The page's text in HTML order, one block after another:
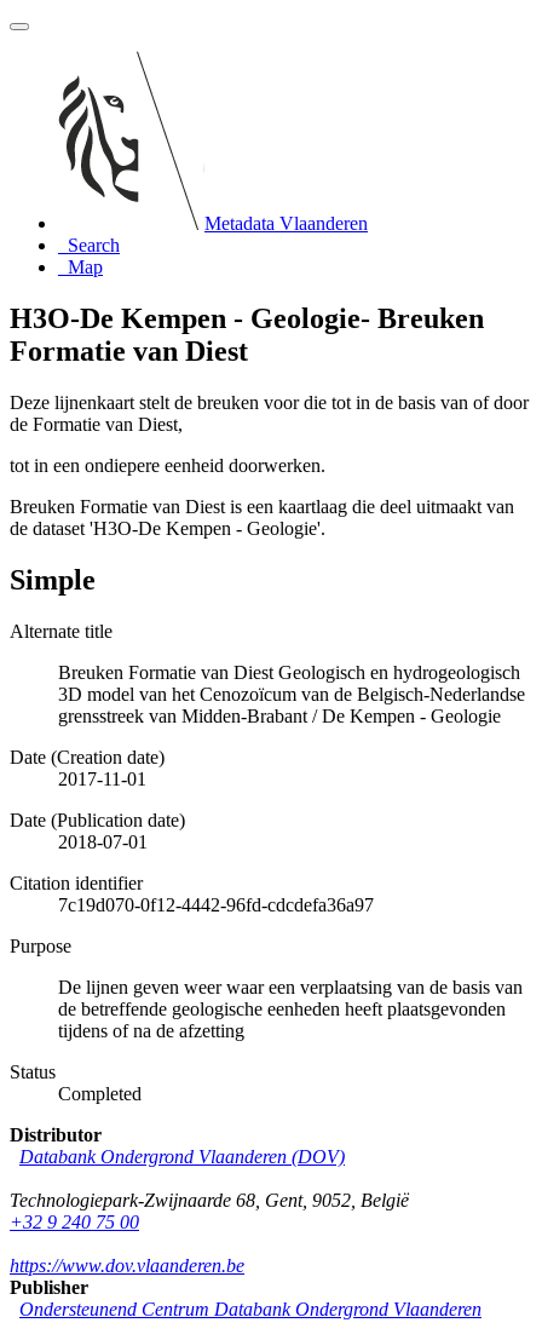
Metadata Vlaanderen
Search
Map
H3O-De Kempen - Geologie- Breuken
Formatie van Diest
Deze lijnenkaart stelt de breuken voor die tot in de basis van of door
de Formatie van Diest,
tot in een ondiepere eenheid doorwerken.
Breuken Formatie van Diest is een kaartlaag die deel uitmaakt van
de dataset 'H3O-De Kempen - Geologie'.
Simple
Alternate title
Breuken Formatie van Diest Geologisch en hydrogeologisch
3D model van het Cenozoïcum van de Belgisch-Nederlandse
grensstreek van Midden-Brabant / De Kempen - Geologie
Date (Creation date)
2017-11-01
Date (Publication date)
2018-07-01
Citation identifier
7c19d070-0f12-4442-96fd-cdcdefa36a97
Purpose
De lijnen geven weer waar een verplaatsing van de basis van
de betreffende geologische eenheden heeft plaatsgevonden
tijdens of na de afzetting
Status
Completed
Distributor
Databank Ondergrond Vlaanderen (DOV)
Technologiepark-Zwijnaarde 68 Gent, 9052 België
+32 9 240 75 00
https://www.dov.vlaanderen.be
Publisher
Ondersteunend Centrum Databank Ondergrond Vlaanderen